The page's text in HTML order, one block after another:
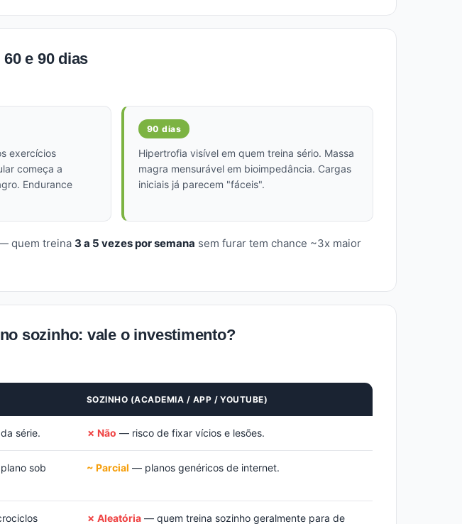
e 90 dias
exercícios
começa a
Endurance
90 dias
Hipertrofia visível em quem treina sério. Massa
magra mensurável em bioimpedância. Cargas
iniciais já parecem "fáceis".
quem treina 3 a 5 vezes por semana sem furar tem chance ~3x maior
sozinho: vale o investimento?
SOZINHO (ACADEMIA / APP / YOUTUBE)
série. ✗ Não — risco de fixar vícios e lesões.
sob
~ Parcial — planos genéricos de internet.
✗ Aleatória — quem treina sozinho geralmente para de